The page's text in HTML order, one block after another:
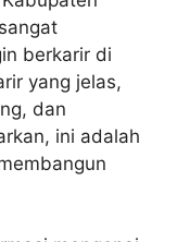
berkarir di
yang jelas,
dan
ini adalah